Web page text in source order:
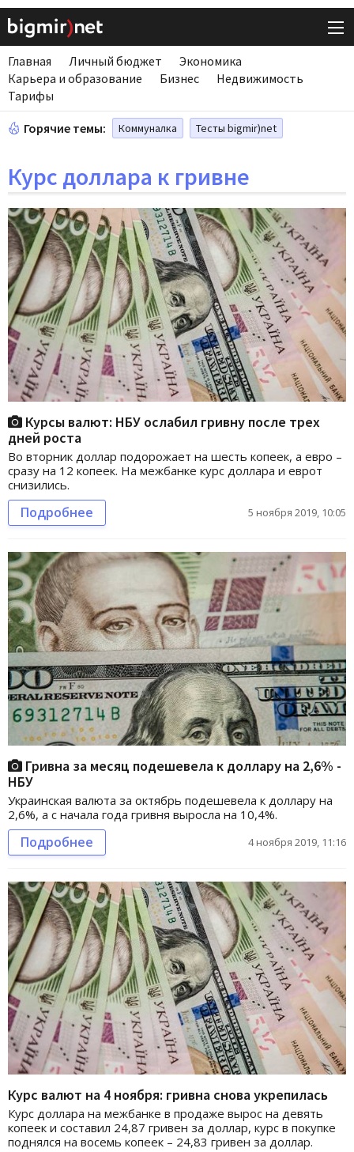
Главная Личный бюджет
Экономика
Карьера и образование
Бизнес
Недвижимость
Тарифы
Горячие темы: Коммуналка Тесты bigmir)net
Курс доллара к гривне
Курсы валют: НБУ ослабил гривну после трех
дней роста
Во вторник доллар подорожает на шесть копеек, а евро –
сразу на 12 копеек. На межбанке курс доллара и еврот
снизились.
Подробнее 5 ноября 2019, 10:05
Гривна за месяц подешевела к доллару на 2,6% -
НБУ
Украинская валюта за октябрь подешевела к доллару на
2,6%, а с начала года гривня выросла на 10,4%.
Подробнее 4 ноября 2019, 11:16
Курс валют на 4 ноября: гривна снова укрепилась
Курс доллара на межбанке в продаже вырос на девять
копеек и составил 24,87 гривен за доллар, курс в покупке
поднялся на восемь копеек – 24,83 гривен за доллар.